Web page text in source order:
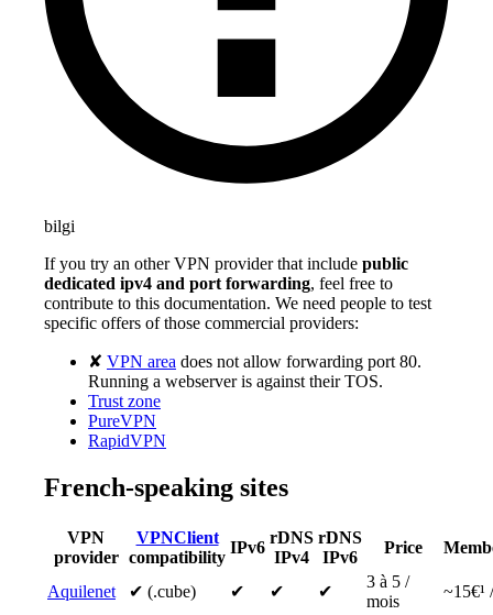
bilgi
If you try an other VPN provider that include public
dedicated ipv4 and port forwarding, feel free to
contribute to this documentation. We need people to test
specific offers of those commercial providers:
✘ VPN area does not allow forwarding port 80.
Running a webserver is against their TOS.
Trust zone
PureVPN
RapidVPN
French-speaking sites
VPN
provider
VPNClient
compatibility
IPv6
rDNS
IPv4
rDNS
IPv6
Price
Aquilenet ✔ (.cube) ✔ ✔ ✔
3 à 5 /
mois
~15€¹